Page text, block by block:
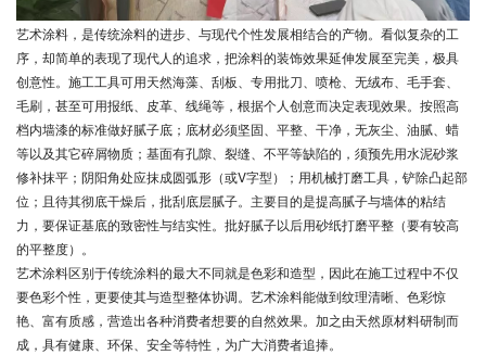
艺术涂料 ，是传统涂料的进步、与现代个性发展相结合的产物。看似复杂的工
序，却简单的表现了现代人的追求，把涂料的装饰效果延伸发展至完美，极具
创意性。施工工具可用天然海藻、刮板、专用批刀、喷枪、无绒布、毛手套、
毛刷，甚至可用报纸、皮革、线绳等，根据个人创意而决定表现效果。按照高
档内墙漆的标准做好腻子底；底材必须坚固、平整、干净，无灰尘、油腻、蜡
等以及其它碎屑物质；基面有孔隙、裂缝、不平等缺陷的，须预先用水泥砂浆
修补抹平；阴阳角处应抹成圆弧形（或V字型）；用机械打磨工具，铲除凸起部
位；且待其彻底干燥后，批刮底层腻子。主要目的是提高腻子与墙体的粘结
力，要保证基底的致密性与结实性。批好腻子以后用砂纸打磨平整（要有较高
的平整度）。
艺术涂料区别于传统涂料的最大不同就是色彩和造型，因此在施工过程中不仅
要色彩个性，更要使其与造型整体协调。艺术涂料能做到纹理清晰、色彩惊
艳、富有质感，营造出各种消费者想要的自然效果。加之由天然原材料研制而
成，具有健康、环保、安全等特性，为广大消费者追捧。